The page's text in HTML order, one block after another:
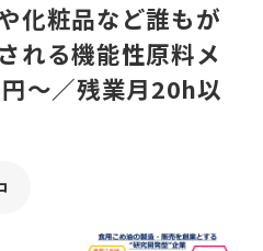
化粧品など誰もが
れる機能性原料メ
～／残業月20h以